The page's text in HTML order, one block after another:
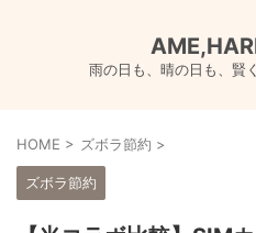
雨の日も、晴の日も、賢
HOME > ズボラ節約 >
ズボラ節約